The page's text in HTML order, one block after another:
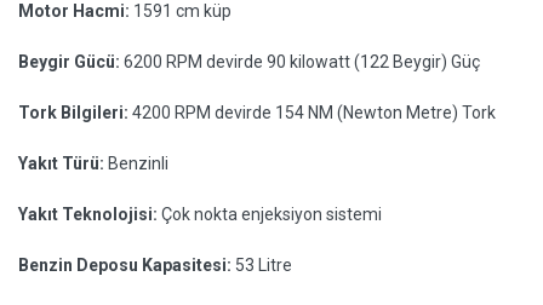
Motor Hacmi: 1591 cm küp
Beygir Gücü: 6200 RPM devirde 90 kilowatt (122 Beygir) Güç
Tork Bilgileri: 4200 RPM devirde 154 NM (Newton Metre) Tork
Yakıt Türü: Benzinli
Yakıt Teknolojisi: Çok nokta enjeksiyon sistemi
Benzin Deposu Kapasitesi: 53 Litre